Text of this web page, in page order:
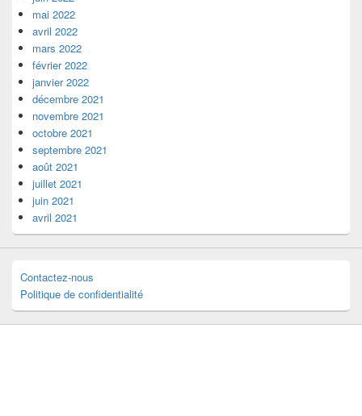
mai 2022
avril 2022
mars 2022
février 2022
janvier 2022
décembre 2021
novembre 2021
octobre 2021
septembre 2021
août 2021
juillet 2021
juin 2021
avril 2021
Contactez-nous
Politique de confidentialité